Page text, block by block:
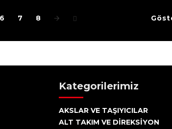
6 7 8
Kategorilerimiz
AKSLAR VE TAŞIYICILAR
ALT TAKIM VE DİREKSİYON